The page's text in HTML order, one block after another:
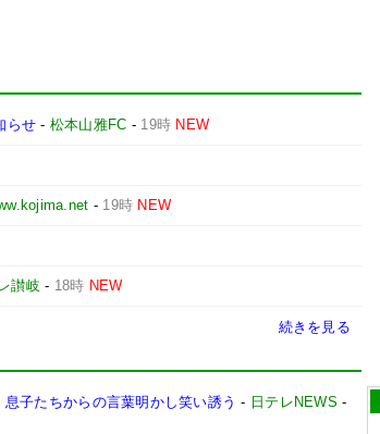
らせ - 松本山雅FC - 19時 NEW
- 19時 NEW
讃岐 - 18時 NEW
続きを見る
子たちからの言葉明かし笑い誘う - 日テレNEWS -